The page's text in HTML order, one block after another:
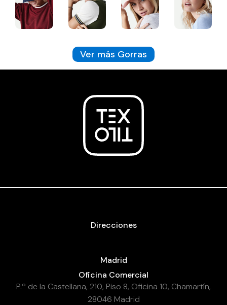
Ver más Gorras
Direcciones
Madrid
Oficina Comercial
P.º de la Castellana, 210, Piso 8, Oficina 10, Chamartín,
28046 Madrid